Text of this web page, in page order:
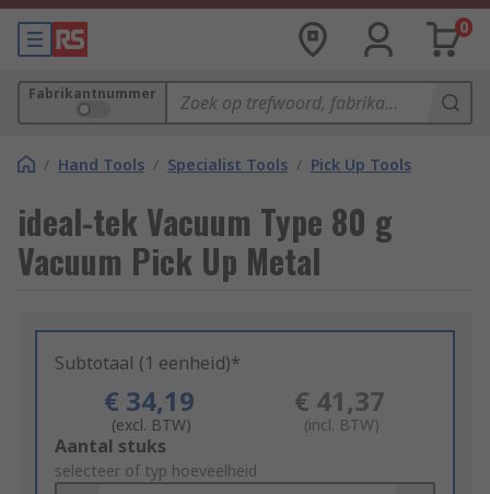
0
Fabrikantnummer
/ Hand Tools / Specialist Tools / Pick Up Tools
ideal-tek Vacuum Type 80 g
Vacuum Pick Up Metal
Subtotaal (1 eenheid)*
€ 34,19
(excl. BTW)
€ 41,37
(incl. BTW)
Add
to
Aantal stuks
selecteer of typ hoeveelheid